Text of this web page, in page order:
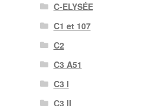
C-ELYSÉE
C1 et 107
C2
C3 A51
C3 I
C3 II